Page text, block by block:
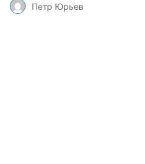
Петр Юрьев